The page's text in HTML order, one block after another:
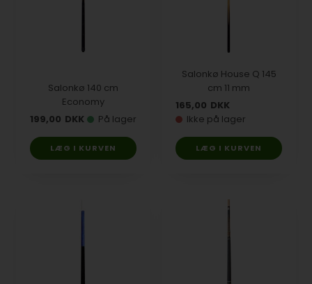
Salonkø 140 cm
Economy
199,00 DKK På lager
Salonkø House Q 145
cm 11 mm
165,00 DKK
Ikke på lager